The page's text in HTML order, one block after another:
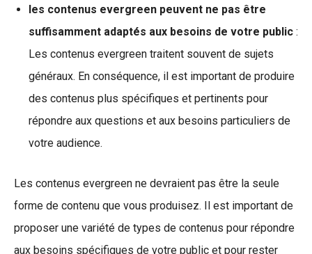
les contenus evergreen peuvent ne pas être
suffisamment adaptés aux besoins de votre public :
Les contenus evergreen traitent souvent de sujets
généraux. En conséquence, il est important de produire
des contenus plus spécifiques et pertinents pour
répondre aux questions et aux besoins particuliers de
votre audience.
Les contenus evergreen ne devraient pas être la seule
forme de contenu que vous produisez. Il est important de
proposer une variété de types de contenus pour répondre
aux besoins spécifiques de votre public et pour rester